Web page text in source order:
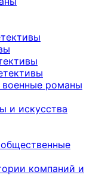
романы
и искусства
компаний и